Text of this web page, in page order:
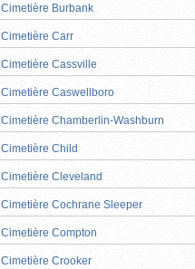
Cimetière Burbank
Cimetière Carr
Cimetière Cassville
Cimetière Caswellboro
Cimetière Chamberlin-Washburn
Cimetière Child
Cimetière Cleveland
Cimetière Cochrane Sleeper
Cimetière Compton
Cimetière Crooker